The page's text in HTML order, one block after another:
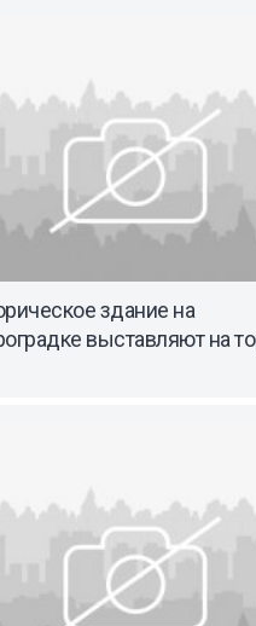
здание на
выставляют на